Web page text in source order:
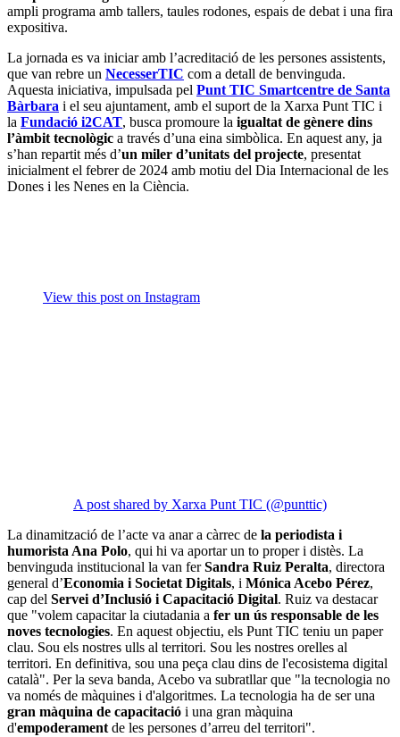
ampli programa amb tallers, taules rodones, espais de debat i una fira
expositiva.
La jornada es va iniciar amb l’acreditació de les persones assistents,
que van rebre un NecesserTIC com a detall de benvinguda.
Aquesta iniciativa, impulsada pel Punt TIC Smartcentre de Santa
Bàrbara i el seu ajuntament, amb el suport de la Xarxa Punt TIC i
la Fundació i2CAT, busca promoure la igualtat de gènere dins
l’àmbit tecnològic a través d’una eina simbòlica. En aquest any, ja
s’han repartit més d’un miler d’unitats del projecte, presentat
inicialment el febrer de 2024 amb motiu del Dia Internacional de les
Dones i les Nenes en la Ciència.
View this post on Instagram
A post shared by Xarxa Punt TIC (@punttic)
La dinamització de l’acte va anar a càrrec de la periodista i
humorista Ana Polo, qui hi va aportar un to proper i distès. La
benvinguda institucional la van ferSandra Ruiz Peralta, directora
general d’Economia i Societat Digitals, i Mónica Acebo Pérez,
cap del Servei d’Inclusió i Capacitació Digital. Ruiz va destacar
que "volem capacitar la ciutadania a fer un ús responsable de les
noves tecnologies. En aquest objectiu, els Punt TIC teniu un paper
clau. Sou els nostres ulls al territori. Sou les nostres orelles al
territori. En definitiva, sou una peça clau dins de l'ecosistema digital
català". Per la seva banda, Acebo va subratllar que "la tecnologia no
va només de màquines i d'algoritmes. La tecnologia ha de ser una
gran màquina de capacitació i una gran màquina
d'empoderamentde les persones d’arreu del territori".